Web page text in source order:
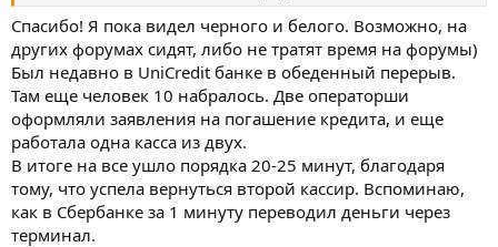
Спасибо! Я пока видел черного и белого. Возможно, на
других форумах сидят, либо не тратят время на форумы)
Был недавно в UniCredit банке в обеденный перерыв.
Там еще человек 10 набралось. Две операторши
оформляли заявления на погашение кредита, и еще
работала одна касса из двух.
В итоге на все ушло порядка 20-25 минут, благодаря
тому, что успела вернуться второй кассир. Вспоминаю,
как в Сбербанке за 1 минуту переводил деньги через
терминал.